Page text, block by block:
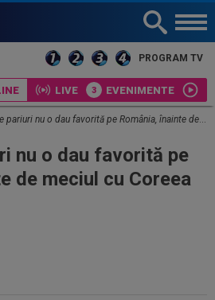
PROGRAM TV
LIVE EVENIMENTE
nu o dau favorită pe România, înainte de meciul cu Coreea de Sud
nu o dau favorită pe
de meciul cu Coreea